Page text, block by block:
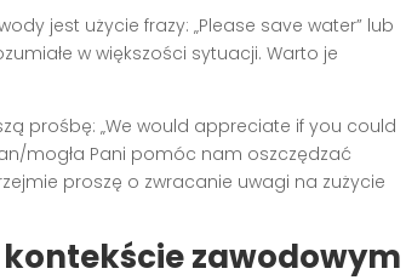
jest użycie frazy: „Please save water” lub
w większości sytuacji. Warto je
prośbę: „We would appreciate if you could
mogła Pani pomóc nam oszczędzać
proszę o zwracanie uwagi na zużycie
zawodowym